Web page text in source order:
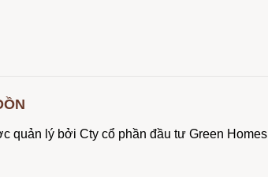
quản lý bởi Cty cổ phần đầu tư Green Homes